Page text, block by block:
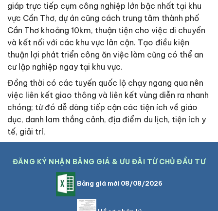
giáp trực tiếp cụm công nghiệp lớn bậc nhất tại khu
vực Cần Thơ, dự án cũng cách trung tâm thành phố
Cần Thơ khoảng 10km, thuận tiện cho việc di chuyển
và kết nối với các khu vực lân cận. Tạo điều kiện
thuận lợi phát triển công ăn việc làm cũng có thể an
cư lập nghiệp ngay tại khu vực.
Đồng thời có các tuyến quốc lộ chạy ngang qua nên
việc liên kết giao thông và liên kết vùng diễn ra nhanh
chóng; từ đó dễ dàng tiếp cận các tiện ích về giáo
dục, danh lam thắng cảnh, địa điểm du lịch, tiện ích y
tế, giải trí,
ĐĂNG KÝ NHẬN BẢNG GIÁ & ƯU ĐÃI TỪ CHỦ ĐẦU TƯ
Bảng giá mới 08/08/2026